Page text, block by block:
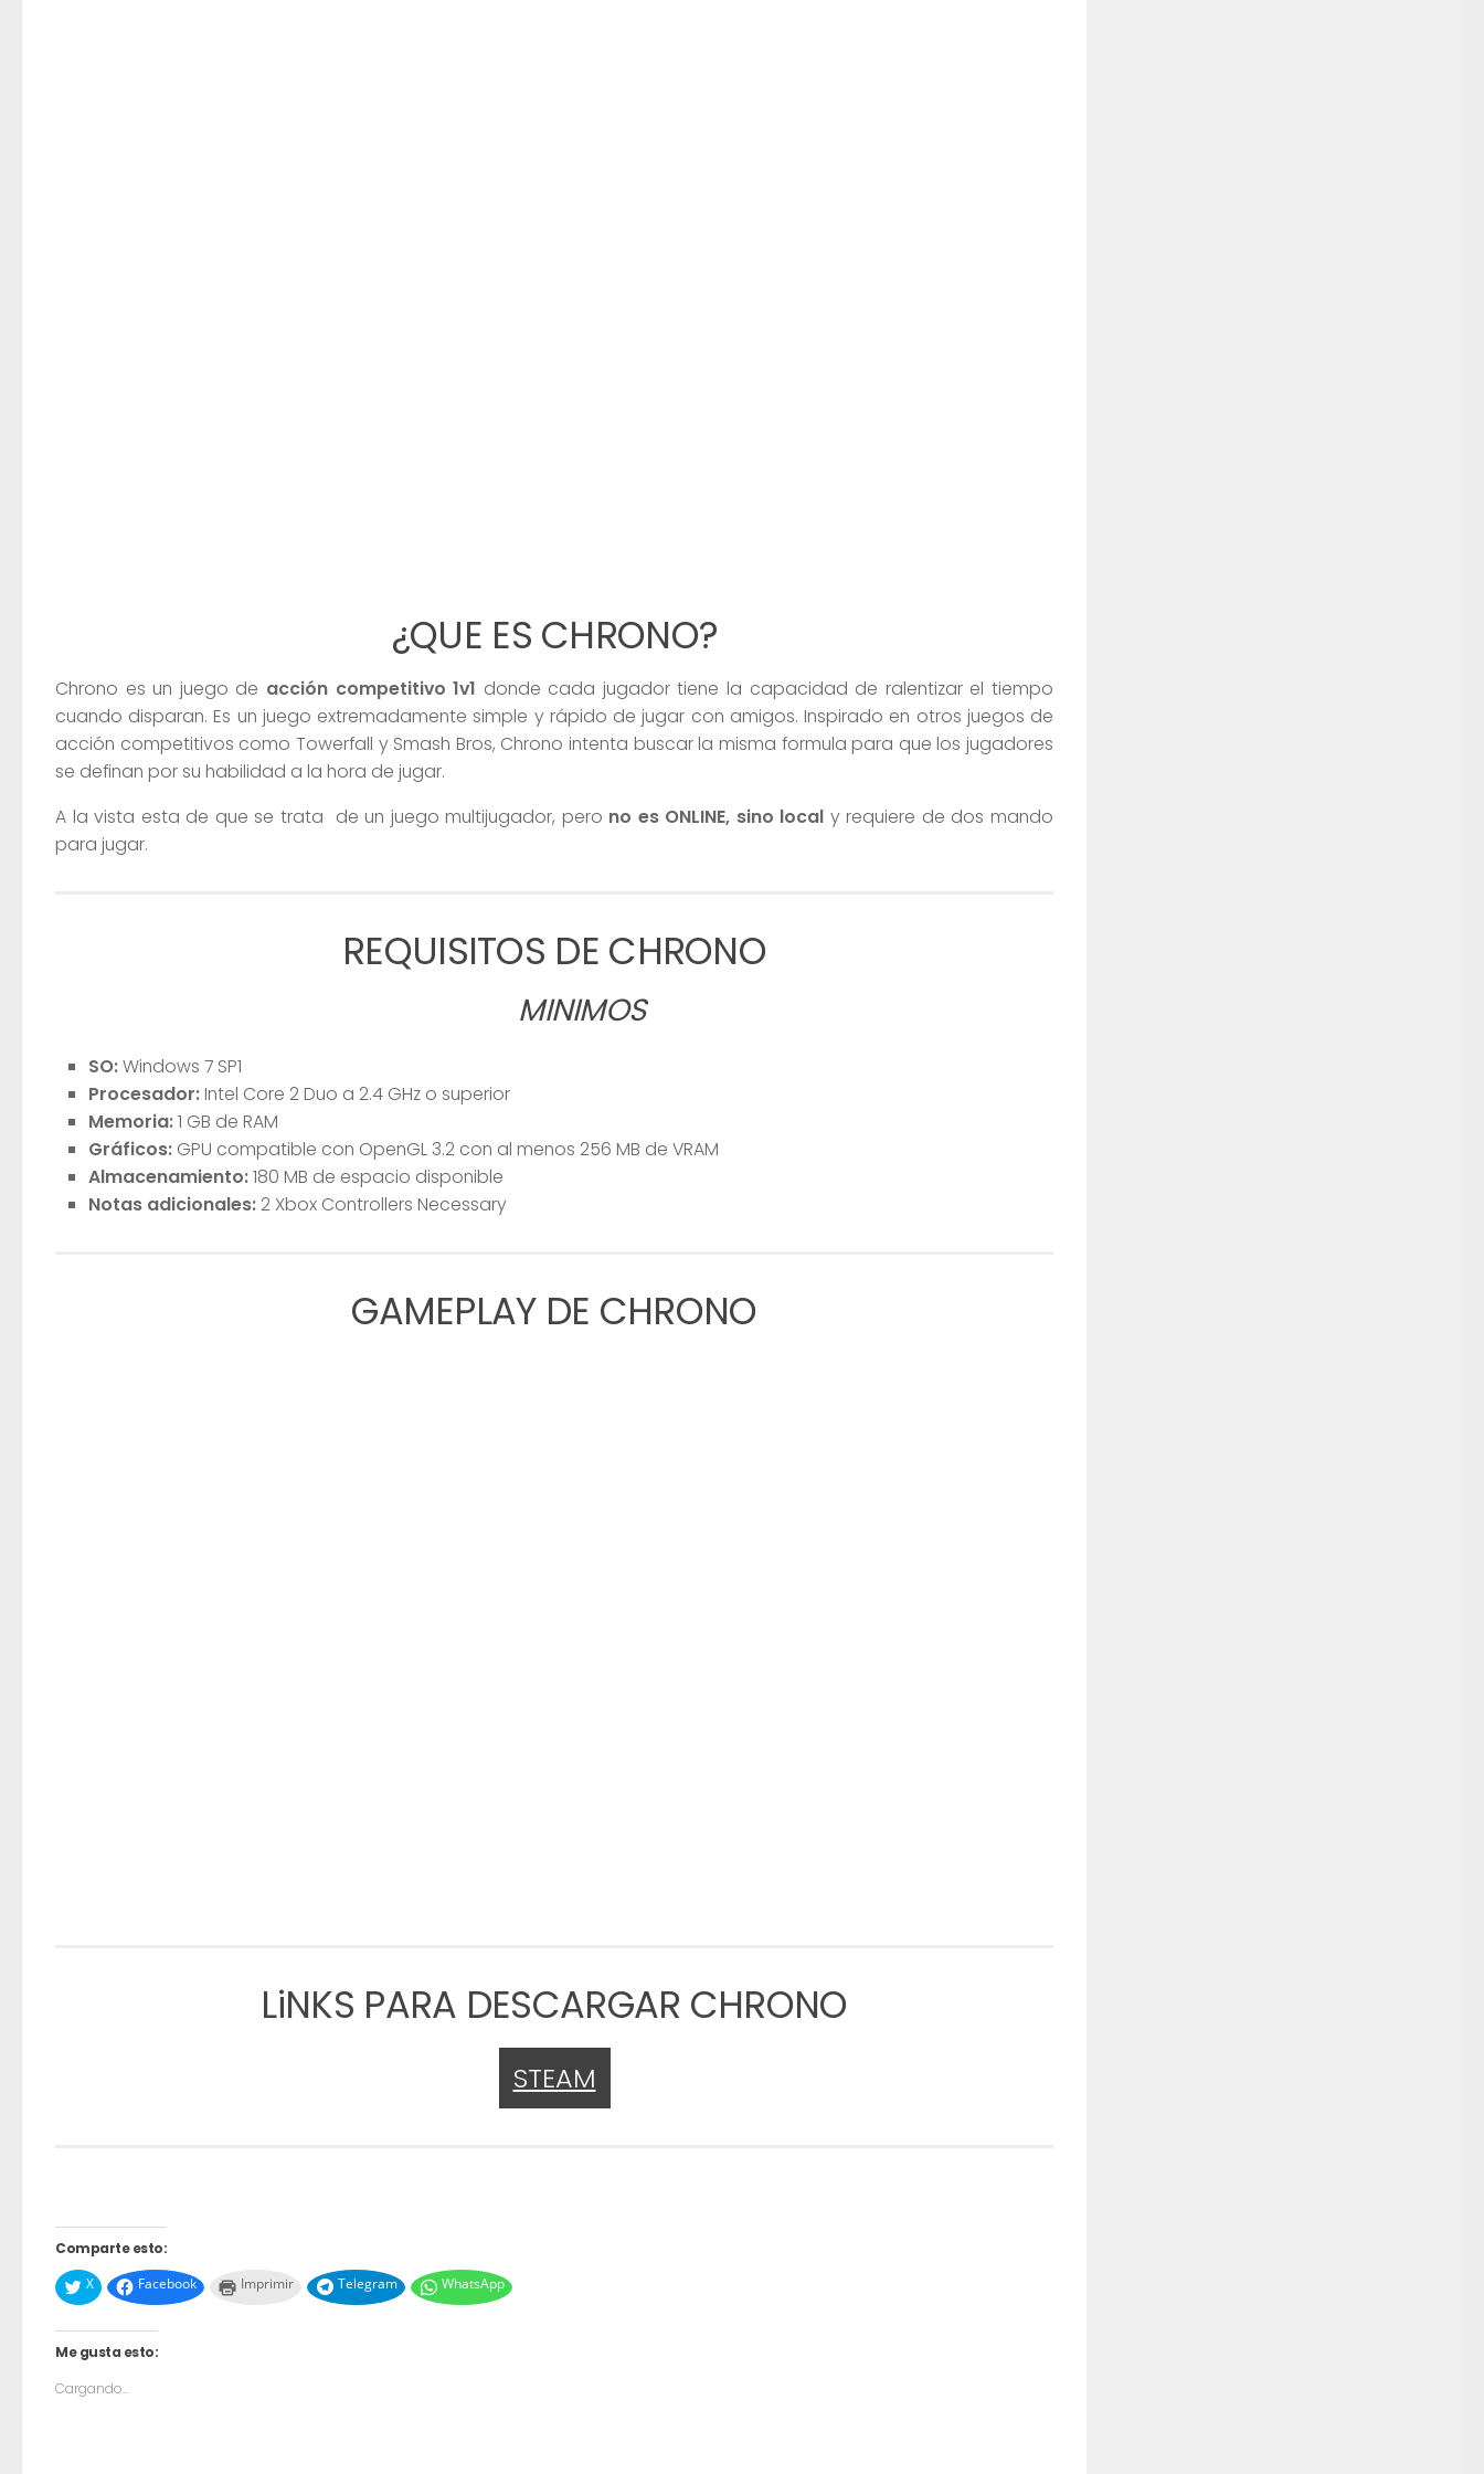
¿QUE ES CHRONO?
Chrono es un juego de acción competitivo 1v1 donde cada jugador tiene la capacidad de ralentizar el tiempo
cuando disparan. Es un juego extremadamente simple y rápido de jugar con amigos. Inspirado en otros juegos de
acción competitivos como Towerfall y Smash Bros, Chrono intenta buscar la misma formula para que los jugadores
se definan por su habilidad a la hora de jugar.
A la vista esta de que se trata de un juego multijugador, pero no es ONLINE, sino local y requiere de dos mando
para jugar.
REQUISITOS DE CHRONO
MINIMOS
SO:Windows 7 SP1
Procesador:Intel Core 2 Duo a 2.4 GHz o superior
Memoria:1 GB de RAM
Gráficos: GPU compatible con OpenGL 3.2 con al menos 256 MB de VRAM
Almacenamiento:180 MB de espacio disponible
Notas adicionales: 2 Xbox Controllers Necessary
GAMEPLAY DE CHRONO
LiNKS PARA DESCARGAR CHRONO
STEAM
Comparte esto:
X
Facebook Imprimir Telegram WhatsApp
Me gusta esto:
Cargando...